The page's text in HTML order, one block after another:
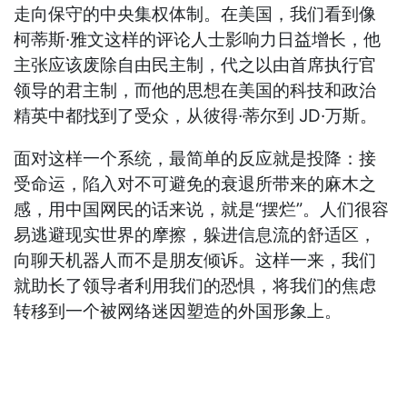
走向保守的中央集权体制。在美国，我们看到像
柯蒂斯·雅文这样的评论人士影响力日益增长，他
主张应该废除自由民主制，代之以由首席执行官
领导的君主制，而他的思想在美国的科技和政治
精英中都找到了受众，从彼得·蒂尔到 JD·万斯。
面对这样一个系统，最简单的反应就是投降：接
受命运，陷入对不可避免的衰退所带来的麻木之
感，用中国网民的话来说，就是“摆烂”。人们很容
易逃避现实世界的摩擦，躲进信息流的舒适区，
向聊天机器人而不是朋友倾诉。这样一来，我们
就助长了领导者利用我们的恐惧，将我们的焦虑
转移到一个被网络迷因塑造的外国形象上。